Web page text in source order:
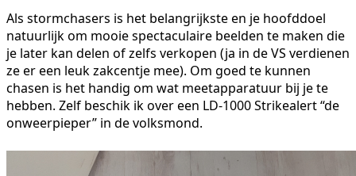
Als stormchasers is het belangrijkste en je hoofddoel
natuurlijk om mooie spectaculaire beelden te maken die
je later kan delen of zelfs verkopen (ja in de VS verdienen
ze er een leuk zakcentje mee). Om goed te kunnen
chasen is het handig om wat meetapparatuur bij je te
hebben. Zelf beschik ik over een LD-1000 Strikealert “de
onweerpieper” in de volksmond.